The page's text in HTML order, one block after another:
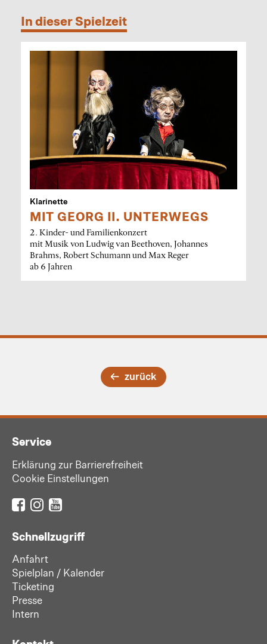
In dieser Spielzeit
Klarinette
MIT GEORG II. UNTERWEGS
2. Kinder- und Familienkonzert
mit Musik von Ludwig van Beethoven, Johannes
Brahms, Robert Schumann und Max Reger
ab 6 Jahren
zurück
Service
Erklärung zur Barrierefreiheit
Cookie Einstellungen
Schnellzugriff
Anfahrt
Spielplan / Kalender
Ticketing
Presse
Intern